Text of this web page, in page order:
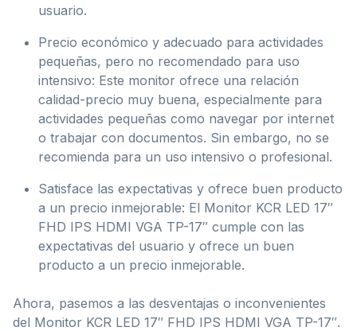
usuario.
Precio económico y adecuado para actividades
pequeñas, pero no recomendado para uso
intensivo: Este monitor ofrece una relación
calidad-precio muy buena, especialmente para
actividades pequeñas como navegar por internet
o trabajar con documentos. Sin embargo, no se
recomienda para un uso intensivo o profesional.
Satisface las expectativas y ofrece buen producto
a un precio inmejorable: El Monitor KCR LED 17″
FHD IPS HDMI VGA TP-17″ cumple con las
expectativas del usuario y ofrece un buen
producto a un precio inmejorable.
Ahora, pasemos a las desventajas o inconvenientes
del Monitor KCR LED 17″ FHD IPS HDMI VGA TP-17″.